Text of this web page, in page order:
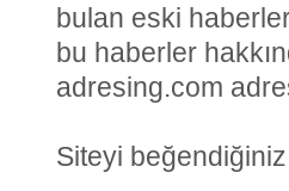
bulan eski
bu haberler
adresing.com
Siteyi